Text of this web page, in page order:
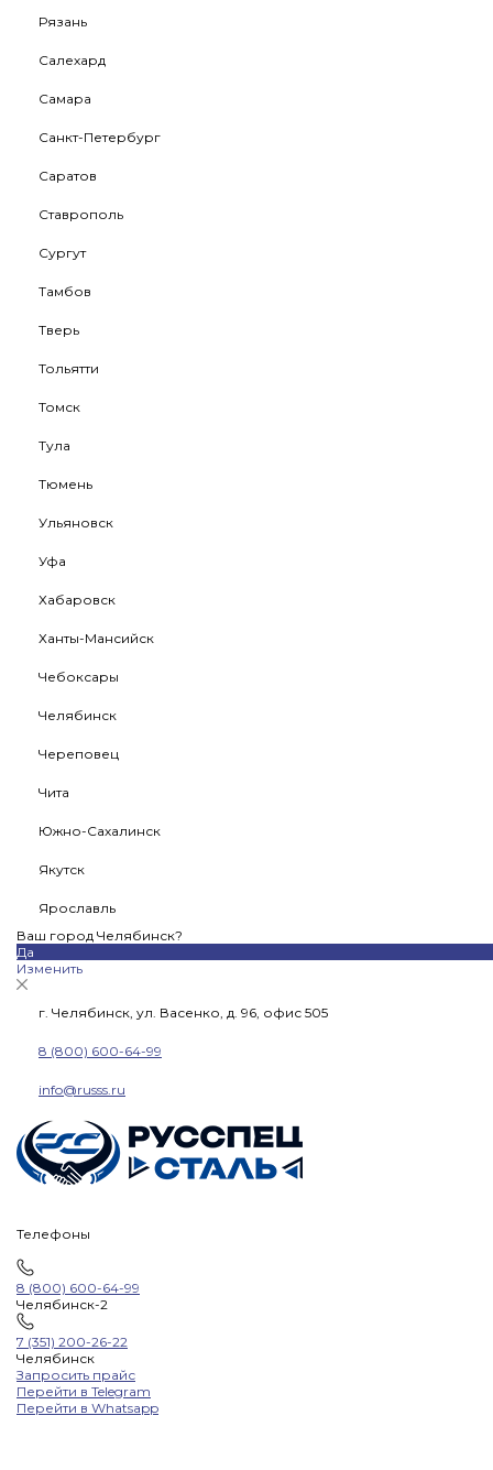
Рязань
Салехард
Самара
Санкт-Петербург
Саратов
Ставрополь
Сургут
Тамбов
Тверь
Тольятти
Томск
Тула
Тюмень
Ульяновск
Уфа
Хабаровск
Ханты-Мансийск
Чебоксары
Челябинск
Череповец
Чита
Южно-Сахалинск
Якутск
Ярославль
Ваш город Челябинск?
Да
Изменить
г. Челябинск, ул. Васенко, д. 96, офис 505
8 (800) 600-64-99
info@russs.ru
Телефоны
8 (800) 600-64-99
Челябинск-2
7 (351) 200-26-22
Челябинск
Запросить прайс
Перейти в Telegram
Перейти в Whatsapp